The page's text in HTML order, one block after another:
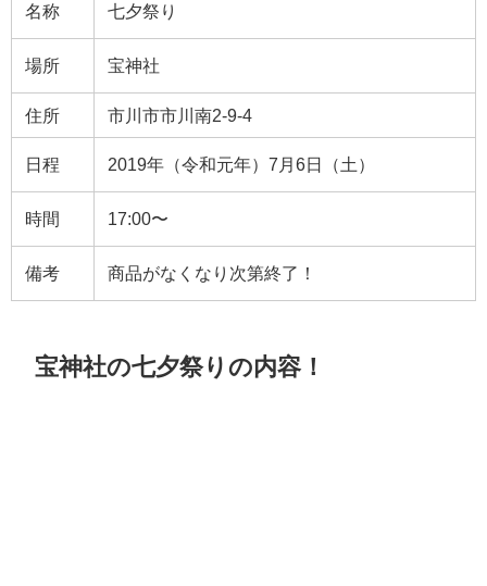
名称 七夕祭り
場所 宝神社
住所 市川市市川南2-9-4
日程 2019年（令和元年）7月6日（土）
時間 17:00〜
備考 商品がなくなり次第終了！
宝神社の七夕祭りの内容！